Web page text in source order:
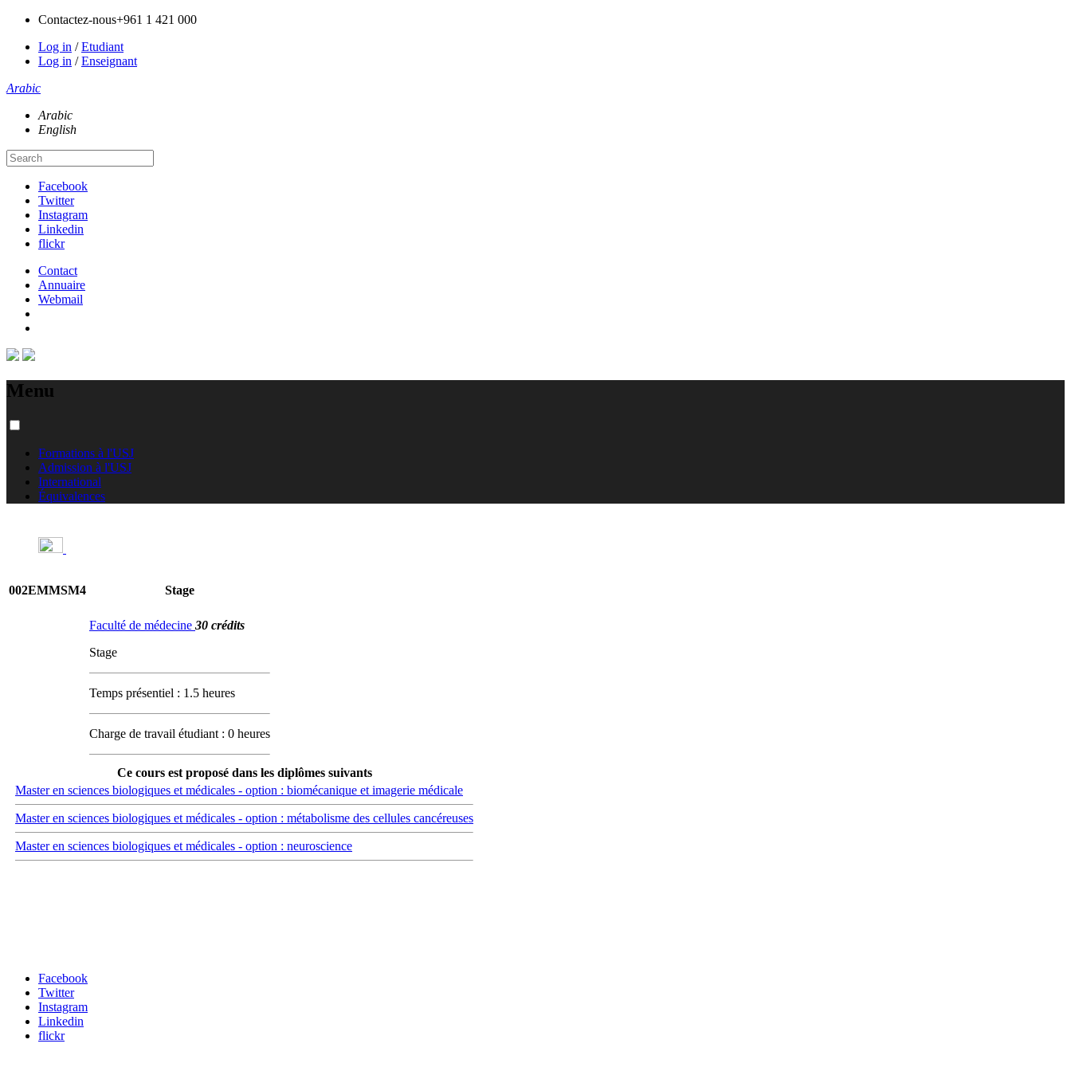
Contactez-nous+961 1 421 000
Log in /Etudiant
Log in /Enseignant
Arabic
Arabic
English
Facebook
Twitter
Instagram
Linkedin
flickr
Contact
Annuaire
Webmail
Menu
Formations à l'USJ
Admission à l'USJ
International
Équivalences
002EMMSM4 Stage
Faculté de médecine 30 crédits
Stage
Temps présentiel : 1.5 heures
Charge de travail étudiant : 0 heures
Ce cours est proposé dans les diplômes suivants
Master en sciences biologiques et médicales - option : biomécanique et imagerie médicale
Master en sciences biologiques et médicales - option : métabolisme des cellules cancéreuses
Master en sciences biologiques et médicales - option : neuroscience
Facebook
Twitter
Instagram
Linkedin
flickr